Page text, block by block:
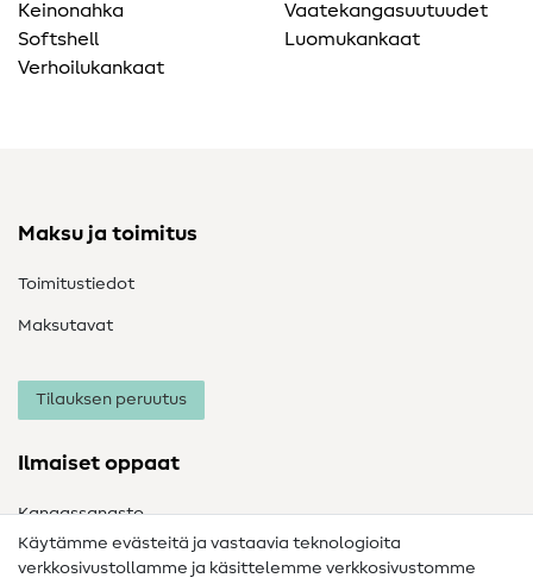
Keinonahka
Softshell
Verhoilukankaat
Vaatekangasuutuudet
Luomukankaat
Maksu ja toimitus
Toimitustiedot
Maksutavat
Tilauksen peruutus
Ilmaiset oppaat
Kangassanasto
Ompelusanasto
Käytämme evästeitä ja vastaavia teknologioita
verkkosivustollamme ja käsittelemme verkkosivustomme